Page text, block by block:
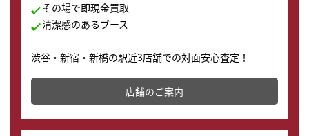
その場で即現金買取
清潔感のあるブース
渋谷・新宿・新橋の駅近3店舗での対面安心査定！
その場で現金買取致します。渋谷本店では、時計販売の
店舗を併設しており、下取りに出してお得に新しい時計
の購入もできます♪
店舗のご案内